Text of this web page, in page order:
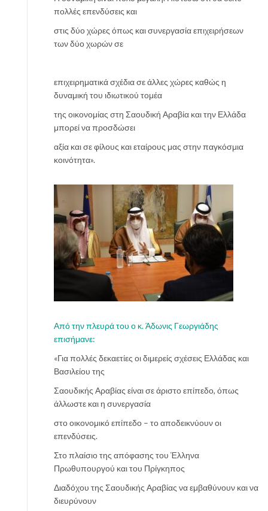
πολλές επενδύσεις και
στις δύο χώρες όπως και συνεργασία επιχειρήσεων
των δύο χωρών σε
επιχειρηματικά σχέδια σε άλλες χώρες καθώς η
δυναμική του ιδιωτικού τομέα
της οικονομίας στη Σαουδική Αραβία και την Ελλάδα
μπορεί να προσδώσει
αξία και σε φίλους και εταίρους μας στην παγκόσμια
κοινότητα».
Από την πλευρά του ο κ. Άδωνις Γεωργιάδης
επισήμανε:
«Για πολλές δεκαετίες οι διμερείς σχέσεις Ελλάδας και
Βασιλείου της
Σαουδικής Αραβίας είναι σε άριστο επίπεδο, όπως
άλλωστε και η συνεργασία
στο οικονομικό επίπεδο – το αποδεικνύουν οι
επενδύσεις.
Στο πλαίσιο της απόφασης του Έλληνα
Πρωθυπουργού και του Πρίγκηπος
Διαδόχου της Σαουδικής Αραβίας να εμβαθύνουν και να
διευρύνουν